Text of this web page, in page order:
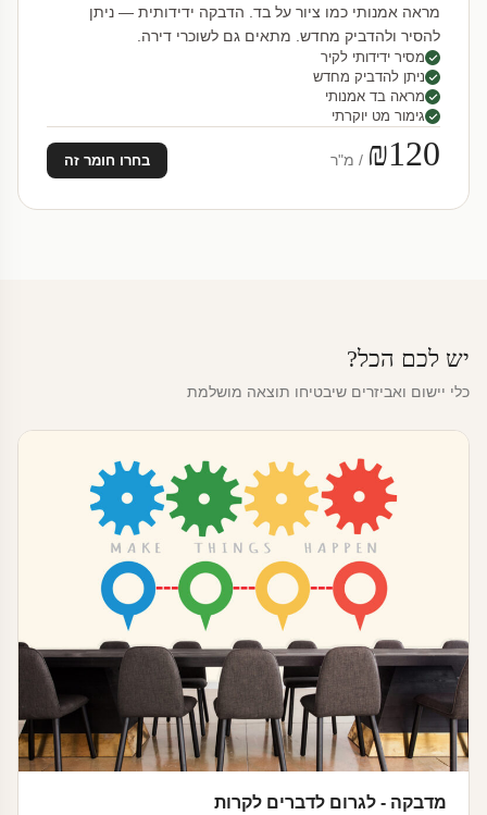
מראה אמנותי כמו ציור על בד. הדבקה ידידותית — ניתן
להסיר ולהדביק מחדש. מתאים גם לשוכרי דירה.
מסיר ידידותי לקיר
ניתן להדביק מחדש
מראה בד אמנותי
גימור מט יוקרתי
₪120 / מ"ר בחרו חומר זה
יש לכם הכל?
כלי יישום ואביזרים שיבטיחו תוצאה מושלמת
מדבקה - לגרום לדברים לקרות